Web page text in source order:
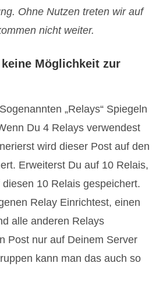
Ohne Nutzen treten wir auf
nicht weiter.
Möglichkeit zur
„Relays“ Spiegeln
Du 4 Relays verwendest
wird dieser Post auf den
Erweiterst Du auf 10 Relais,
10 Relais gespeichert.
Relay Einrichtest, einen
alle anderen Relays
Post nur auf Deinem Server
kann man das auch so